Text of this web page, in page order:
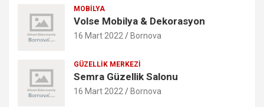
MOBILYA
Volse Mobilya & Dekorasyon
16 Mart 2022 Bornova
GÜZELLIK MERKEZI
Semra Güzellik Salonu
16 Mart 2022 Bornova